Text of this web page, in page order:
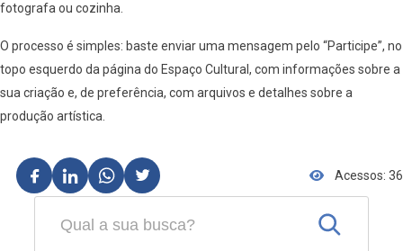
fotografa ou cozinha.
O processo é simples: baste enviar uma mensagem pelo “Participe”, no
topo esquerdo da página do Espaço Cultural, com informações sobre a
sua criação e, de preferência, com arquivos e detalhes sobre a
produção artística.
Acessos: 36